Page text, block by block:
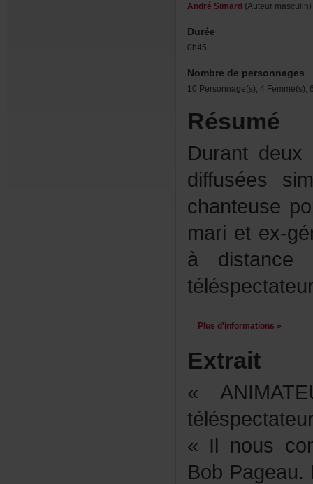
AndréSimard (Auteurmasculin)
Durée
0h45
Nombredepersonnages
Résumé
marietex-
Plusd'informations»
Extrait